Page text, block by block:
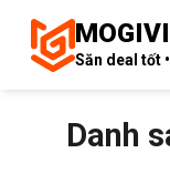
MOGIVI
Săn deal tốt •
Danh